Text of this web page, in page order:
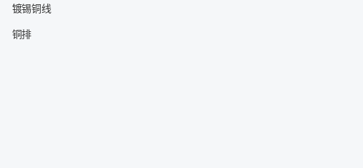
镀锡铜线
铜排